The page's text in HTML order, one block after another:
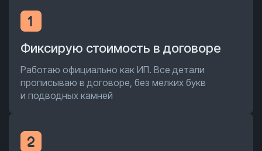
Фиксирую стоимость в договоре
Работаю официально как ИП. Все детали
прописываю в договоре, без мелких букв
и подводных камней